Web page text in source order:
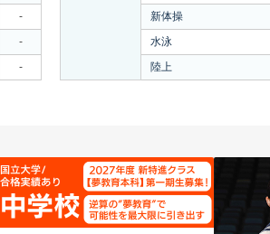
-
-
-
新体操
水泳
陸上